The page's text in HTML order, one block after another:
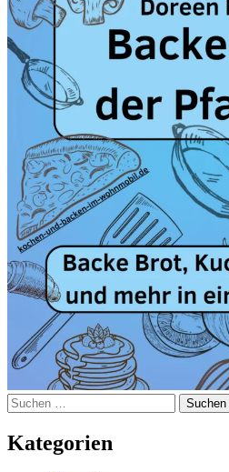
Suchen
nach:
Kategorien